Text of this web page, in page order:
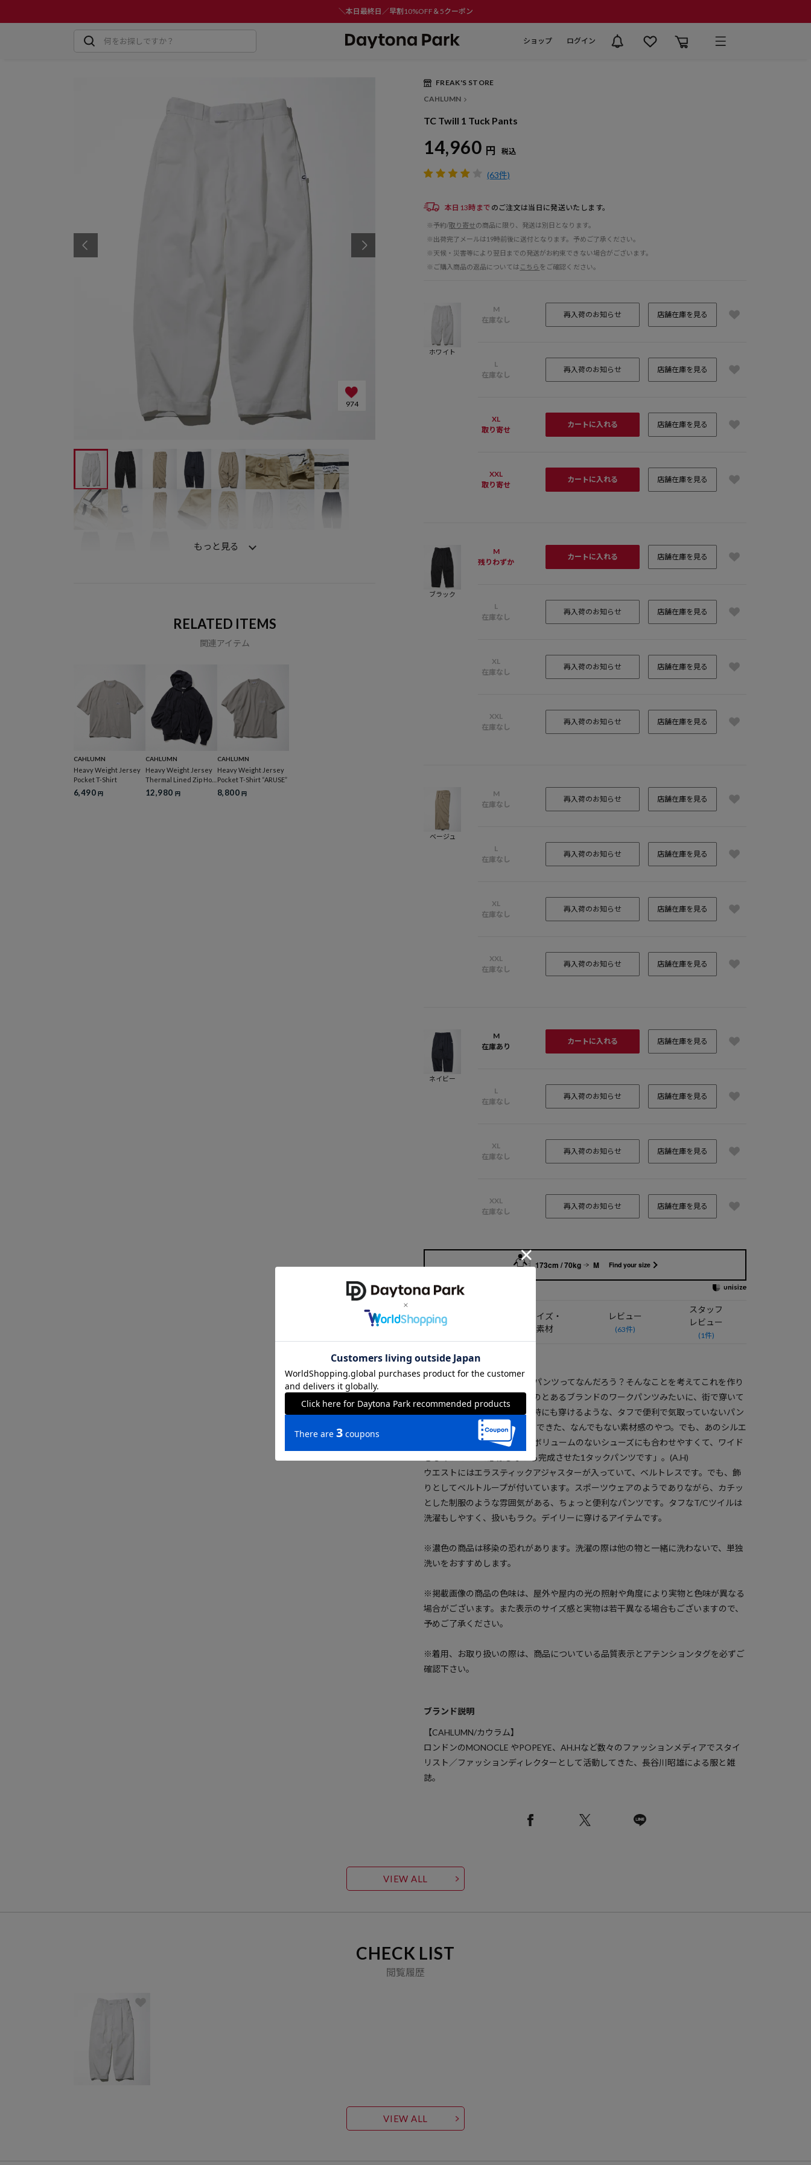
＼本日最終日／早割10%OFF＆5クーポン
ショップ ログイン
974
もっと見る
RELATED ITEMS
関連アイテム
CAHLUMN
Heavy Weight Jersey
Pocket T-Shirt
6,490円
CAHLUMN
Heavy Weight Jersey
Thermal Lined Zip Hoo
die
12,980 円
CAHLUMN
Heavy Weight Jersey
Pocket T-Shirt “ARUSE”
8,800円
FREAK'S STORE
CAHLUMN
TC Twill 1 Tuck Pants
14,960 円 税込
(63件)
本日13時まで のご注文は当日に発送いたします。
※予約/取り寄せの商品に限り、発送は別日となります。
※出荷完了メールは19時前後に送付となります。予めご了承ください。
※天候・災害等により翌日までの発送がお約束できない場合がございます。
※ご購入商品の返品については こちら をご確認ください。
ホワイト
M
在庫なし
再入荷のお知らせ 店舗在庫を見る
L
在庫なし
再入荷のお知らせ 店舗在庫を見る
XL
取り寄せ
カートに入れる 店舗在庫を見る
XXL
取り寄せ
カートに入れる 店舗在庫を見る
ブラック
M
残りわずか
カートに入れる 店舗在庫を見る
L
在庫なし
再入荷のお知らせ 店舗在庫を見る
XL
在庫なし
再入荷のお知らせ 店舗在庫を見る
XXL
在庫なし
再入荷のお知らせ 店舗在庫を見る
ベージュ
M
在庫なし
再入荷のお知らせ 店舗在庫を見る
L
在庫なし
再入荷のお知らせ 店舗在庫を見る
XL
在庫なし
再入荷のお知らせ 店舗在庫を見る
XXL
在庫なし
再入荷のお知らせ 店舗在庫を見る
ネイビー
M
在庫あり
カートに入れる 店舗在庫を見る
L
在庫なし
再入荷のお知らせ 店舗在庫を見る
XL
在庫なし
再入荷のお知らせ 店舗在庫を見る
XXL
在庫なし
再入荷のお知らせ 店舗在庫を見る
173cm / 70kg M Find your size
アイテム
サイズ・
素材
レビュー
(63件)
スタッフ
レビュー
(1件)
流行に関係なく、毎日穿けるパンツってなんだろう？そんなことを考えてこれを作り
ました。「たとえばアメリカのとあるブランドのワークパンツみたいに、街で穿いて
て違和感がなくて、作業する時にも穿けるような、タフで便利で気取っていないパン
ツ。扱いも簡単なTCツイルでできた、なんでもない素材感のやつ。でも、あのシルエ
ットではないものが欲しい。ボリュームのないシューズにも合わせやすくて、ワイド
さもあって…って想像しながら完成させた1タックパンツです」。(A.H)
ウエストにはエラスティックアジャスターが入っていて、ベルトレスです。でも、飾
りとしてベルトループが付いています。スポーツウェアのようでありながら、カチッ
とした制服のような雰囲気がある、ちょっと便利なパンツです。タフなT/Cツイルは
洗濯もしやすく、扱いもラク。デイリーに穿けるアイテムです。
※濃色の商品は移染の恐れがあります。洗濯の際は他の物と一緒に洗わないで、単独
洗いをおすすめします。
※掲載画像の商品の色味は、屋外や屋内の光の照射や角度により実物と色味が異なる
場合がございます。また表示のサイズ感と実物は若干異なる場合もございますので、
予めご了承ください。
※着用、お取り扱いの際は、商品についている品質表示とアテンションタグを必ずご
確認下さい。
ブランド説明
【CAHLUMN/カウラム】
ロンドンのMONOCLE やPOPEYE、AH.Hなど数々のファッションメディアでスタイ
リスト／ファッションディレクターとして活動してきた、長谷川昭雄による服と雑
誌。
VIEW ALL
CHECK LIST
閲覧履歴
VIEW ALL